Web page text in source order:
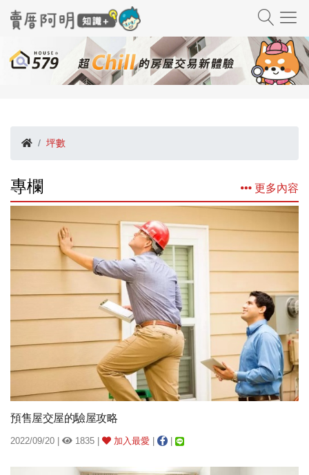
坪數
專欄 更多內容
預售屋交屋的驗屋攻略
2022/09/20 | 1835 | 加入最愛 | |